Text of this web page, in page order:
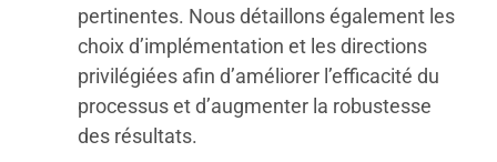
pertinentes. Nous détaillons également les
choix d’implémentation et les directions
privilégiées afin d’améliorer l’efficacité du
processus et d’augmenter la robustesse
des résultats.